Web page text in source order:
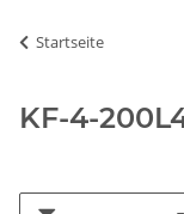
Startseite
KF-4-